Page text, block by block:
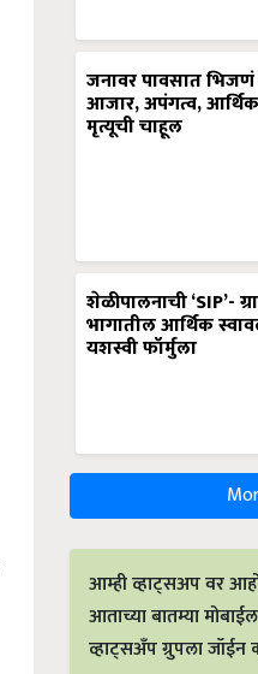
जनावर पावसात
आजार, अपंगत्व,
मृत्यूची चाहूल
शेळीपालनाची ‘SIP’-
भागातील आर्थिक
यशस्वी फॉर्मुला
आम्ही व्हाट्सअप वर
आताच्या बातम्या
व्हाट्सअँप ग्रुपला